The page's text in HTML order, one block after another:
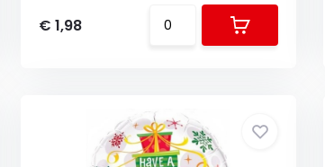
€ 1,98